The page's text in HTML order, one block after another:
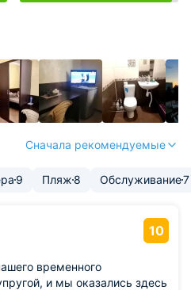
Сначала рекомендуемые
9 Пляж 8 Обслуживание7
10
временного
и мы оказались здесь